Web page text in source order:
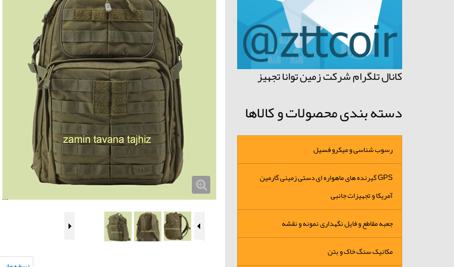
کانال تلگرام شرکت زمین توانا تجهیز
دسته بندی محصولات و کالاها
رسوب شناسی و میکرو فسیل
GPS گیرنده های ماهواره ای دستی زمینی گارمین
آمریکا و تجهیزات جانبی
جعبه مقاطع و فایل نگهداری نمونه و نقشه
مکانیک سنگ خاک و بتن